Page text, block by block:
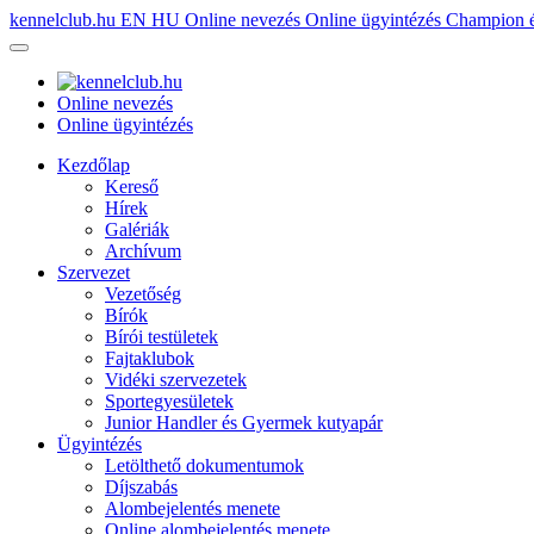
kennelclub.hu EN HU Online nevezés Online ügyintézés Champion
Online nevezés
Online ügyintézés
Kezdőlap
Kereső
Hírek
Galériák
Archívum
Szervezet
Vezetőség
Bírók
Bírói testületek
Fajtaklubok
Vidéki szervezetek
Sportegyesületek
Junior Handler és Gyermek kutyapár
Ügyintézés
Letölthető dokumentumok
Díjszabás
Alombejelentés menete
Online alombejelentés menete